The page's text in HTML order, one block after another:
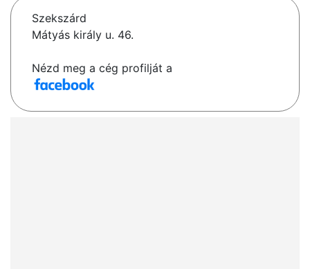
Szekszárd
Mátyás király u. 46.
Nézd meg a cég profilját a